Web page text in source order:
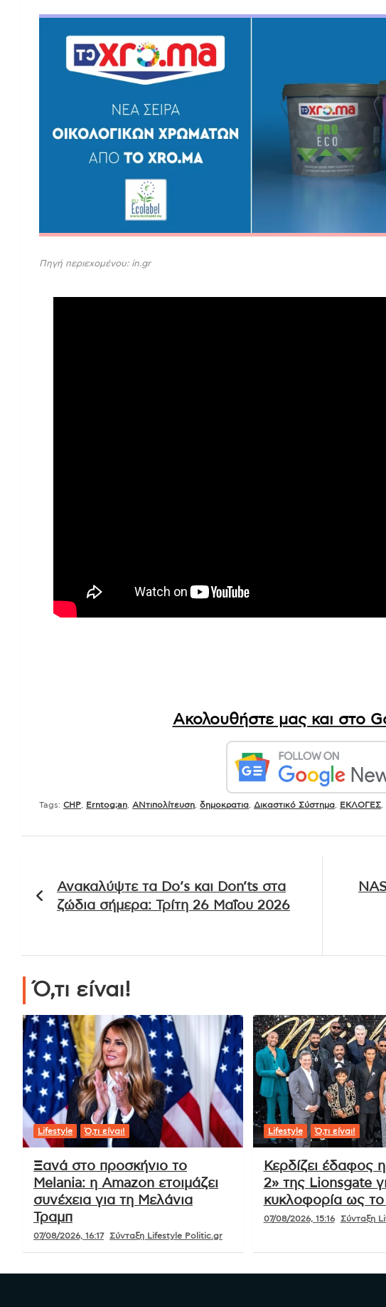
Πηγή περιεχομένου: in.gr
Ακολουθήστε μας και στο
Tags: CHP Erntog;an ΑΝτιπολίτευση δημοκρατια Δικαστικό Σύστημα ΕΚΛΟΓΕΣ
άρθρων
Ανακαλύψτε τα Do’s και Don’ts στα
ζώδια σήμερα: Τρίτη 26 Μαΐου 2026
Ό,τι είναι!
Lifestyle Ό,τι είναι!
Ξανά στο προσκήνιο το
Melania: η Amazon ετοιμάζει
συνέχεια για τη Μελάνια
Τραμπ
07/08/2026, 16:17 Σύνταξη Lifestyle Politic.gr
Lifestyle Ό,τι είναι!
Κερδίζει έδαφος
2» της Lionsgate
κυκλοφορία ως
07/08/2026, 15:16 Σύνταξη